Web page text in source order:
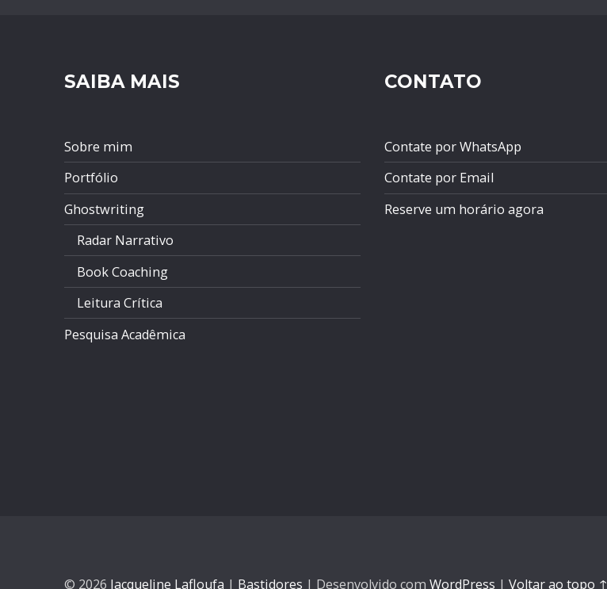
SAIBA MAIS
Sobre mim
Portfólio
Ghostwriting
Radar Narrativo
Book Coaching
Leitura Crítica
Pesquisa Acadêmica
CONTATO
Contate por WhatsApp
Contate por Email
Reserve um horário agora
© 2026 Jacqueline Lafloufa | Bastidores | Desenvolvido com WordPress | Voltar ao topo ↑